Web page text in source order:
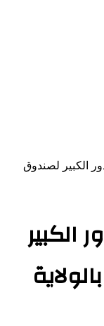
الكبير لصندوق
الكبير